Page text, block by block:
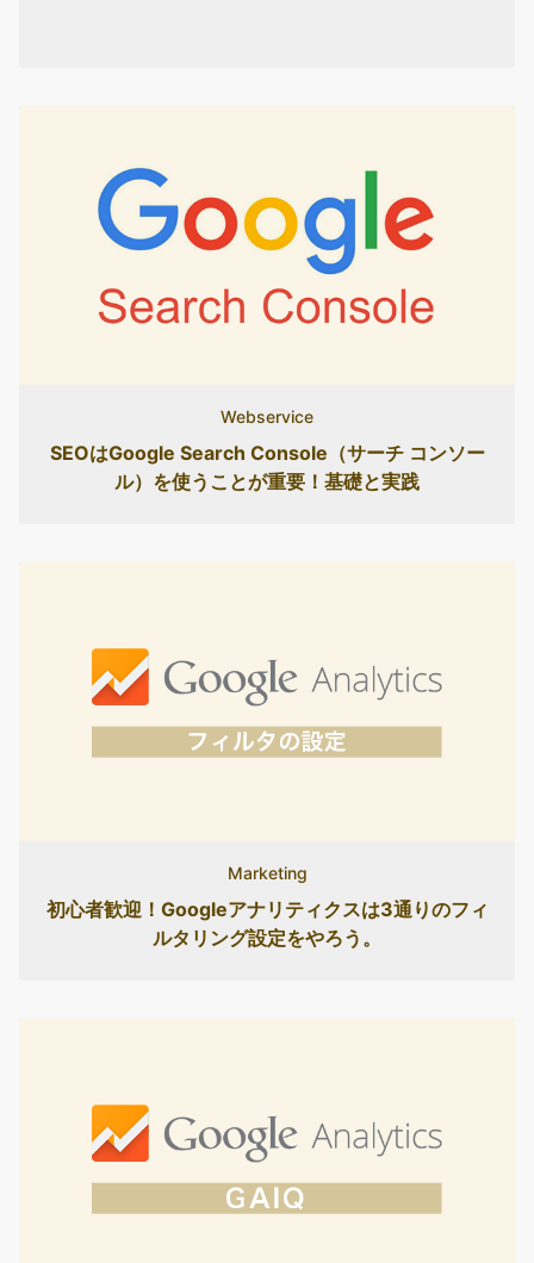
Webservice
SEOはGoogle Search Console（サーチ コンソー
ル）を使うことが重要！基礎と実践
Marketing
初心者歓迎！Googleアナリティクスは3通りのフィ
ルタリング設定をやろう。